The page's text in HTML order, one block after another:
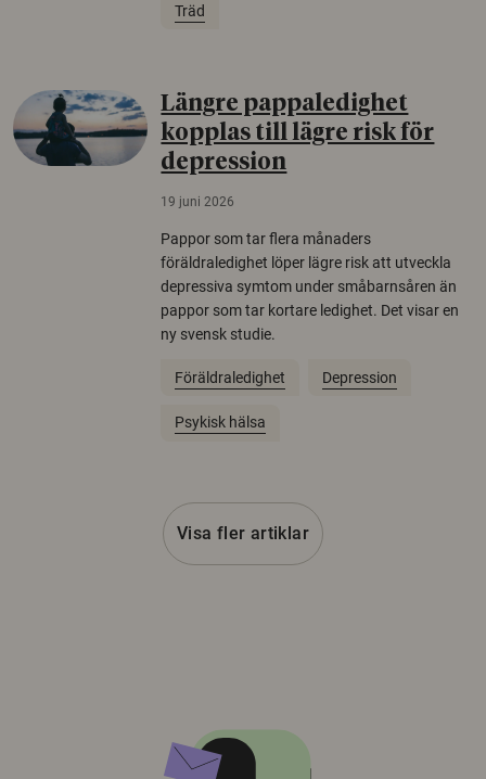
Träd
Längre pappaledighet
kopplas till lägre risk för
depression
19 juni 2026
Pappor som tar flera månaders
föräldraledighet löper lägre risk att utveckla
depressiva symtom under småbarnsåren än
pappor som tar kortare ledighet. Det visar en
ny svensk studie.
Föräldraledighet Depression
Psykisk hälsa
Visa fler artiklar